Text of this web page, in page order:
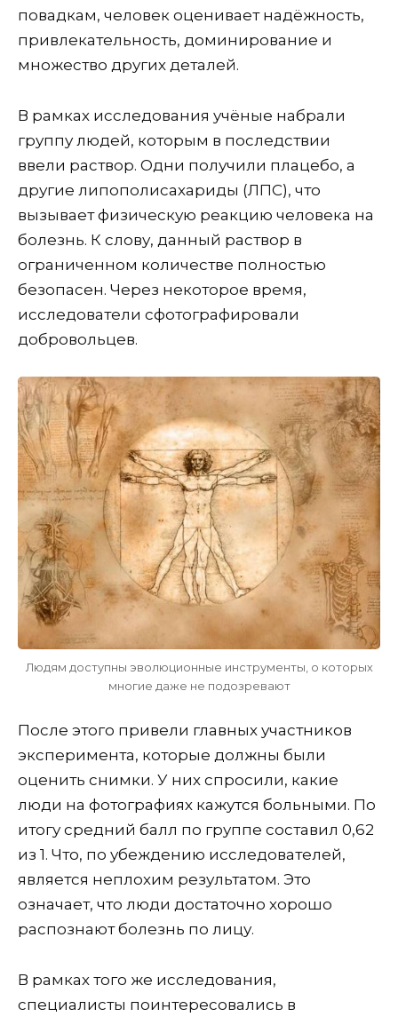
повадкам, человек оценивает надёжность,
привлекательность, доминирование и
множество других деталей.
В рамках исследования учёные набрали
группу людей, которым в последствии
ввели раствор. Одни получили плацебо, а
другие липополисахариды (ЛПС), что
вызывает физическую реакцию человека на
болезнь. К слову, данный раствор в
ограниченном количестве полностью
безопасен. Через некоторое время,
исследователи сфотографировали
добровольцев.
Людям доступны эволюционные инструменты, о которых
многие даже не подозревают
После этого привели главных участников
эксперимента, которые должны были
оценить снимки. У них спросили, какие
люди на фотографиях кажутся больными. По
итогу средний балл по группе составил 0,62
из 1. Что, по убеждению исследователей,
является неплохим результатом. Это
означает, что люди достаточно хорошо
распознают болезнь по лицу.
В рамках того же исследования,
специалисты поинтересовались в